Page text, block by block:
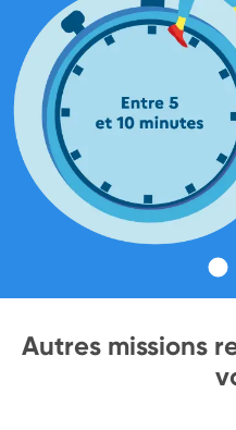
Autres missions